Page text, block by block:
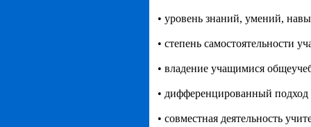
• уровень знаний, умений,
• степень самостоятельности
• владение учащимися
• дифференцированный подход
• совместная деятельность